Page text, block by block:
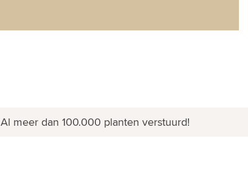
Al meer dan 100.000 planten verstuurd!